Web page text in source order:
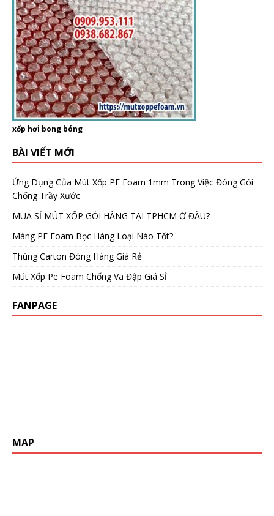
xốp hơi bong bóng
BÀI VIẾT MỚI
Ứng Dụng Của Mút Xốp PE Foam 1mm Trong Việc Đóng Gói
Chống Trầy Xước
MUA SỈ MÚT XỐP GÓI HÀNG TẠI TPHCM Ở ĐÂU?
Màng PE Foam Bọc Hàng Loại Nào Tốt?
Thùng Carton Đóng Hàng Giá Rẻ
Mút Xốp Pe Foam Chống Va Đập Giá Sỉ
FANPAGE
MAP